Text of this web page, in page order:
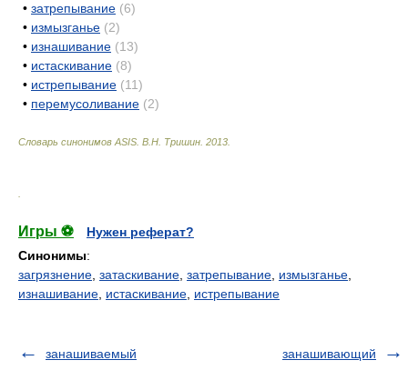
• затрепывание (6)
• измызганье (2)
• изнашивание (13)
• истаскивание (8)
• истрепывание (11)
• перемусоливание (2)
Словарь синонимов ASIS. В.Н. Тришин 2013
Игры ⚽
Нужен реферат?
Синонимы:
загрязнение затаскивание затрепывание измызганье
изнашивание истаскивание истрепывание
занашиваемый занашивающий